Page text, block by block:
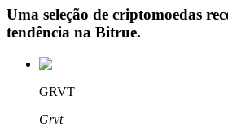
Empréstimos
Serviço de empréstimo apoiado por
Uma seleção de criptomoedas
tendência na Bitrue.
GRVT
Grvt